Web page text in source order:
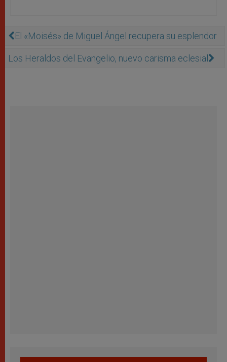
El «Moisés» de Miguel Ángel recupera su esplendor
Los Heraldos del Evangelio, nuevo carisma eclesial